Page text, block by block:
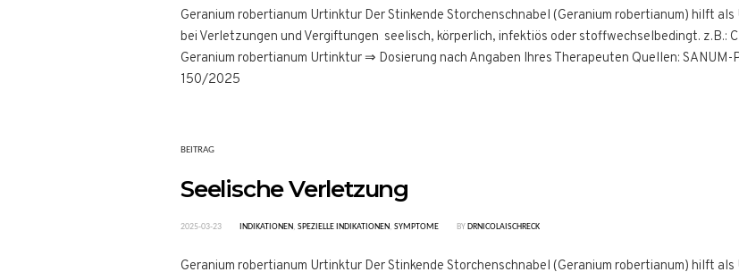
Geranium robertianum Urtinktur Der Stinkende Storchenschnabel (Geranium robertianum) hilft
bei Verletzungen und Vergiftungen seelisch, körperlich, infektiös oder stoffwechselbedingt. z.B.:
Geranium robertianum Urtinktur ⇒ Dosierung nach Angaben Ihres Therapeuten Quellen: SANUM-
150/2025
BEITRAG
Seelische Verletzung
2025-03-23 INDIKATIONEN, SPEZIELLE INDIKATIONEN, SYMPTOME BY DRNICOLAISCHRECK
Geranium robertianum Urtinktur Der Stinkende Storchenschnabel (Geranium robertianum) hilft